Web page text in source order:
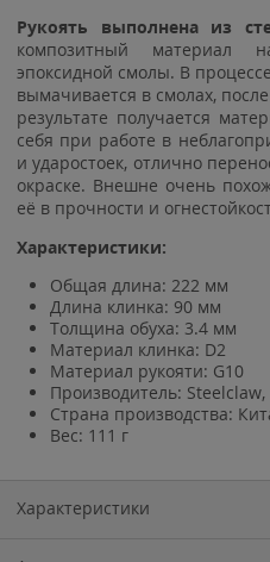
Рукоять выполнена из
композитный материал
эпоксидной смолы. В
вымачивается в смолах,
результате получается
себя при работе в
и ударостоек, отлично
окраске. Внешне очень
её в прочности и
Характеристики:
Общая длина: 222 мм
Длина клинка: 90 мм
Толщина обуха: 3.4 мм
Материал клинка: D2
Материал рукояти: G10
Производитель:
Страна производства:
Вес: 111 г
Характеристики